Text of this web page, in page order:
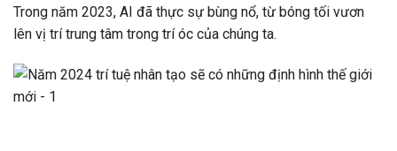
Trong năm 2023, AI đã thực sự bùng nổ, từ bóng tối vươn
lên vị trí trung tâm trong trí óc của chúng ta.